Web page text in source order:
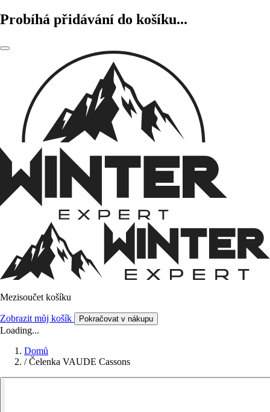
Probíhá přidávání do košíku...
Mezisoučet košíku
Zobrazit můj košík Pokračovat v nákupu
Loading...
Domů
/ Čelenka VAUDE Cassons